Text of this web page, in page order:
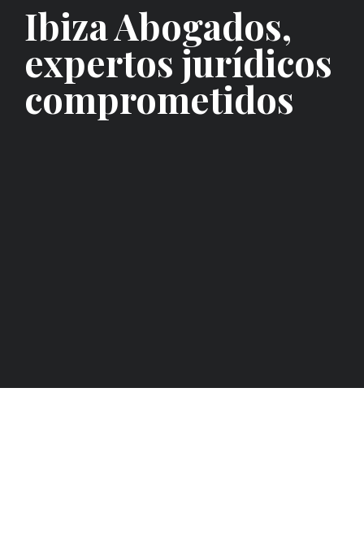
Ibiza Abogados,
expertos jurídicos
comprometidos